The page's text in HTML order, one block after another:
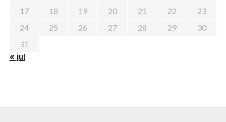
17
18 19 20 21 22
23
24
25 26 27 28 29
30
31
« jul